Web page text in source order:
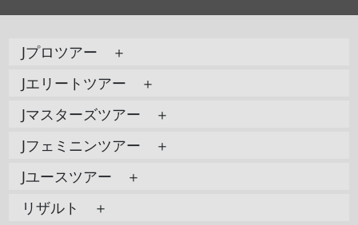
Jプロツアー ＋
Jエリートツアー ＋
Jマスターズツアー ＋
Jフェミニンツアー ＋
Jユースツアー ＋
リザルト ＋